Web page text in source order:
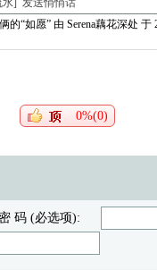
水] 发送悄悄话
的“如愿” 由 Serena藕花深处 于
0%(0)
密 码 (必选项):